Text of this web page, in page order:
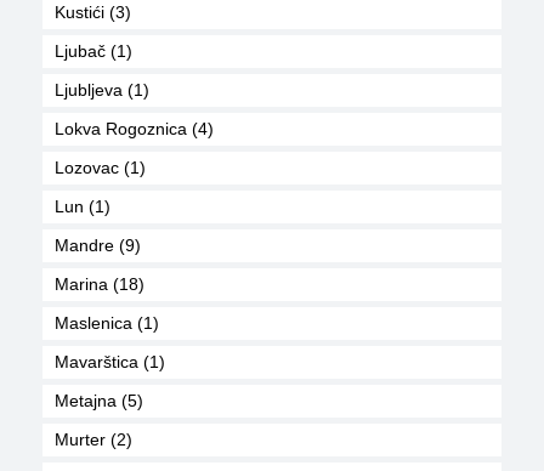
Kustići (3)
Ljubač (1)
Ljubljeva (1)
Lokva Rogoznica (4)
Lozovac (1)
Lun (1)
Mandre (9)
Marina (18)
Maslenica (1)
Mavarštica (1)
Metajna (5)
Murter (2)